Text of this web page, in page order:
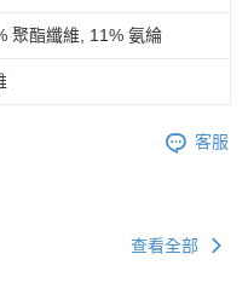
聚酯纖維, 11% 氨綸
客服
查看全部